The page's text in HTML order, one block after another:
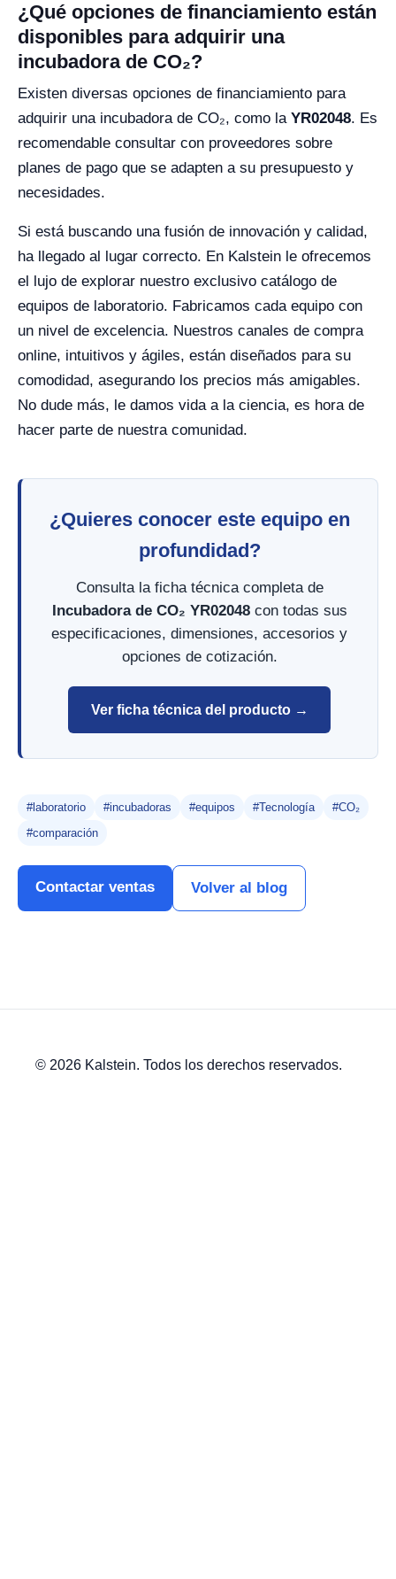
¿Qué opciones de financiamiento están
disponibles para adquirir una
incubadora de CO₂?
Existen diversas opciones de financiamiento para
adquirir una incubadora de CO₂, como la YR02048. Es
recomendable consultar con proveedores sobre
planes de pago que se adapten a su presupuesto y
necesidades.
Si está buscando una fusión de innovación y calidad,
ha llegado al lugar correcto. En Kalstein le ofrecemos
el lujo de explorar nuestro exclusivo catálogo de
equipos de laboratorio. Fabricamos cada equipo con
un nivel de excelencia. Nuestros canales de compra
online, intuitivos y ágiles, están diseñados para su
comodidad, asegurando los precios más amigables.
No dude más, le damos vida a la ciencia, es hora de
hacer parte de nuestra comunidad.
¿Quieres conocer este equipo en
profundidad?
Consulta la ficha técnica completa de
Incubadora de CO₂ YR02048con todas sus
especificaciones, dimensiones, accesorios y
opciones de cotización.
Ver ficha técnica del producto →
#laboratorio #incubadoras #equipos #Tecnología
#CO₂
#comparación
Contactar ventas Volver al blog
© 2026 Kalstein. Todos los derechos reservados.